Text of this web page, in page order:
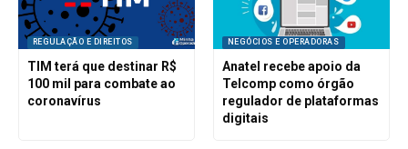
REGULAÇÃO E DIREITOS
TIM terá que destinar R$
100 mil para combate ao
coronavírus
NEGÓCIOS E OPERADORAS
Anatel recebe apoio da
Telcomp como órgão
regulador de plataformas
digitais